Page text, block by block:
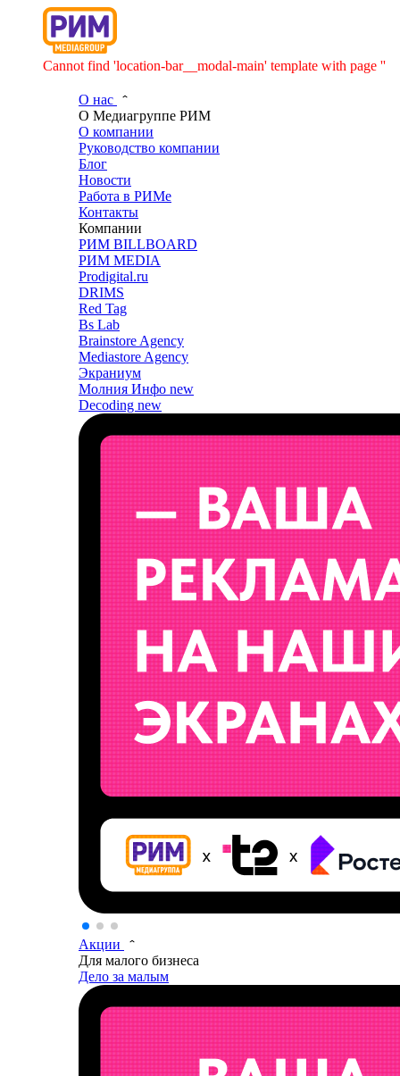
Cannot find 'location-bar__modal-main' template with page ''
О нас
О Медиагруппе РИМ
О компании
Руководство компании
Блог
Новости
Работа в РИМе
Контакты
Компании
РИМ BILLBOARD
РИМ MEDIA
Prodigital.ru
DRIMS
Red Tag
Bs Lab
Brainstore Agency
Mediastore Agency
Экраниум
Молния Инфо new
Decoding new
Акции
Для малого бизнеса
Дело за малым